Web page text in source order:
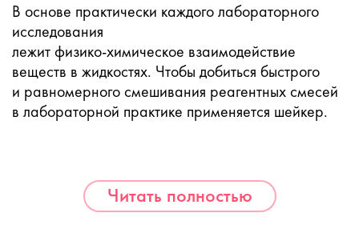
В основе практически каждого лабораторного
исследования
лежитфизико-химическое взаимодействие
веществ в жидкостях. Чтобы добиться быстрого
и равномерного смешивания реагентных смесей
в лабораторной практике применяется шейкер.
Читать полностью